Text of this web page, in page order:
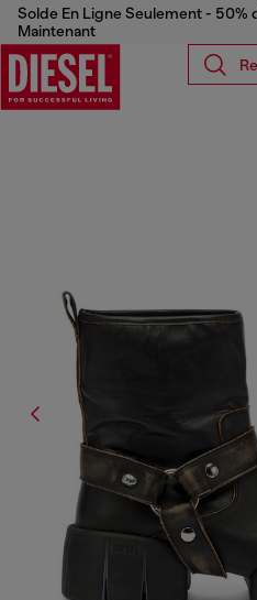
Solde En Ligne Seulement - 50%
Maintenant